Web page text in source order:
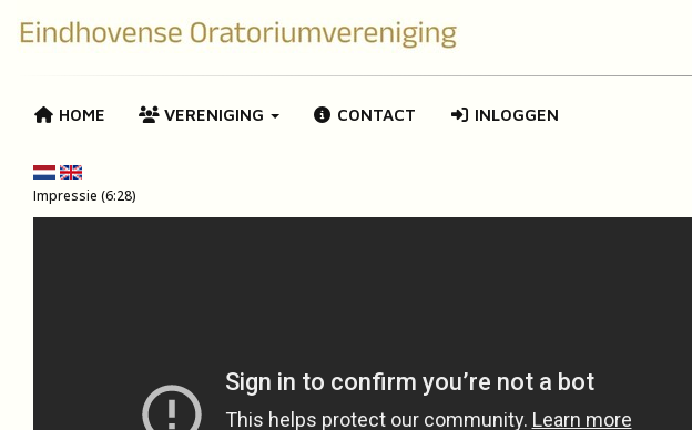
HOME VERENIGING CONTACT INLOGGEN
Impressie (6:28)